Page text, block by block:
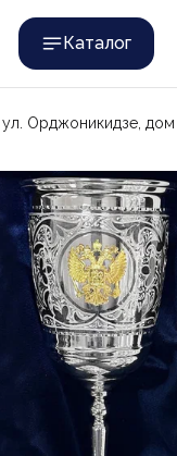
Каталог
Орджоникидзе, дом